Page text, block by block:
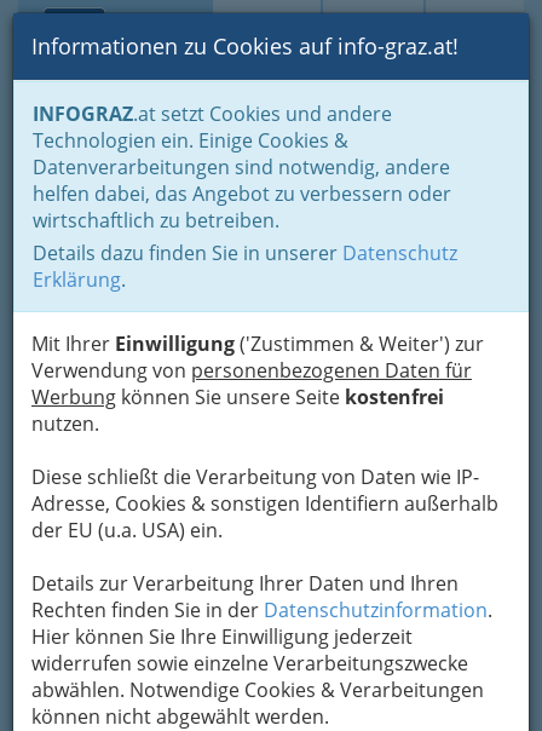
Suche Login Toggle
Informationen zu Cookies auf info-graz.at!
INFOGRAZ.at setzt Cookies und andere
Technologien ein. Einige Cookies &
Datenverarbeitungen sind notwendig, andere
helfen dabei, das Angebot zu verbessern oder
wirtschaftlich zu betreiben.
Details dazu finden Sie in unserer Datenschutz
Erklärung.
Mit Ihrer Einwilligung('Zustimmen & Weiter') zur
Verwendung von personenbezogenen Daten für
Werbung können Sie unsere Seite kostenfrei
nutzen.
Diese schließt die Verarbeitung von Daten wie IP-
Adresse, Cookies & sonstigen Identifiern außerhalb
der EU (u.a. USA) ein.
Details zur Verarbeitung Ihrer Daten und Ihren
Rechten finden Sie in der Datenschutzinformation.
Hier können Sie Ihre Einwilligung jederzeit
widerrufen sowie einzelne Verarbeitungszwecke
abwählen. Notwendige Cookies & Verarbeitungen
können nicht abgewählt werden.
Home Branchen Jobs & Karriere Steiermark
Die virtuelle Karrieremesse